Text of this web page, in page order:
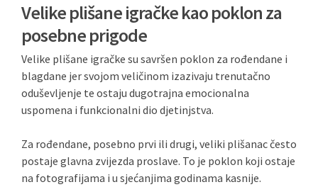
Velike plišane igračke kao poklon za
posebne prigode
Velike plišane igračke su savršen poklon za rođendane i
blagdane jer svojom veličinom izazivaju trenutačno
oduševljenje te ostaju dugotrajna emocionalna
uspomena i funkcionalni dio djetinjstva.
Za rođendane, posebno prvi ili drugi, veliki plišanac često
postaje glavna zvijezda proslave. To je poklon koji ostaje
na fotografijama i u sjećanjima godinama kasnije.